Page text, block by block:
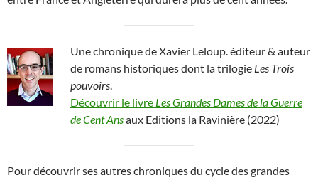
Une chronique de Xavier Leloup. éditeur & auteur
de romans historiques dont la trilogie Les Trois
pouvoirs.
Découvrir le livre Les Grandes Dames de la Guerre
de Cent Ansaux Editions la Ravinière (2022)
Pour découvrir ses autres chroniques du cycle des grandes